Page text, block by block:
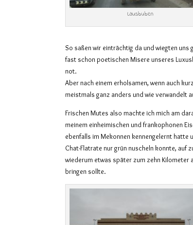
Lausbuben
So saßen wir einträchtig da und wiegten uns
fast schon poetischen Misere unseres
not.
Aber nach einem erholsamen, wenn auch
meistmals ganz anders und wie verwandelt
Frischen Mutes also machte ich mich am
meinem einheimischen und frankophonen
ebenfalls im Mekonnen kennengelernt hatte
Chat-Flatrate nur grün nuscheln konnte, auf
wiederum etwas später zum zehn Kilometer
bringen sollte.